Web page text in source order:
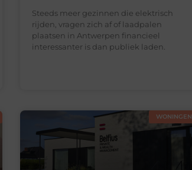
Steeds meer gezinnen die elektrisch
rijden, vragen zich af of laadpalen
plaatsen in Antwerpen financieel
interessanter is dan publiek laden.
WONINGEN